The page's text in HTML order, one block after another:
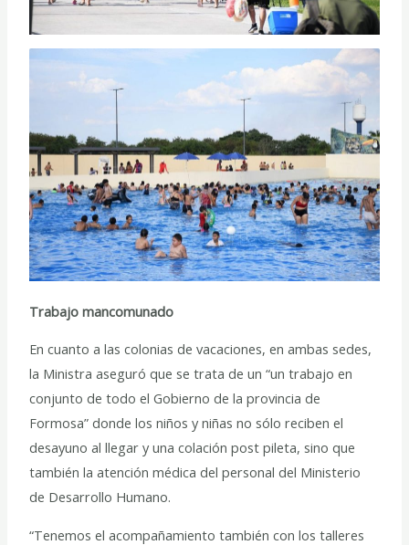
Trabajo mancomunado
En cuanto a las colonias de vacaciones, en ambas sedes,
la Ministra aseguró que se trata de un “un trabajo en
conjunto de todo el Gobierno de la provincia de
Formosa” donde los niños y niñas no sólo reciben el
desayuno al llegar y una colación post pileta, sino que
también la atención médica del personal del Ministerio
de Desarrollo Humano.
“Tenemos el acompañamiento también con los talleres